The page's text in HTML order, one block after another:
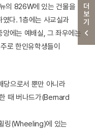
더보기
의 826W에 있는 건물을
다. 1층에는 사교실과
에는 예배실, 그 좌우에는
로 한인유학생들이
당으로서 뿐만 아니라
때 버나드가(Bernard
링(Wheeling)에 있는